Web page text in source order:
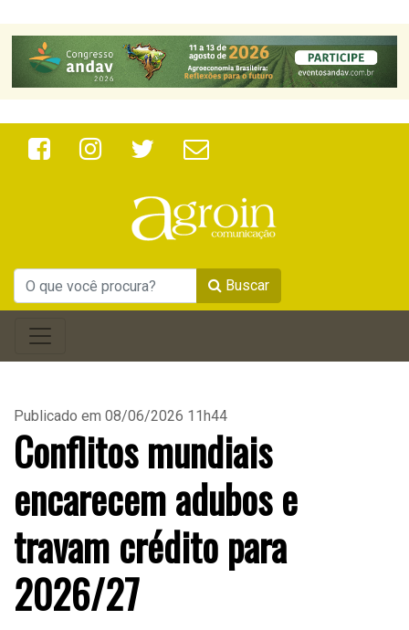
Buscar
Publicado em 08/06/2026 11h44
Conflitos mundiais
encarecem adubos e
travam crédito para
2026/27